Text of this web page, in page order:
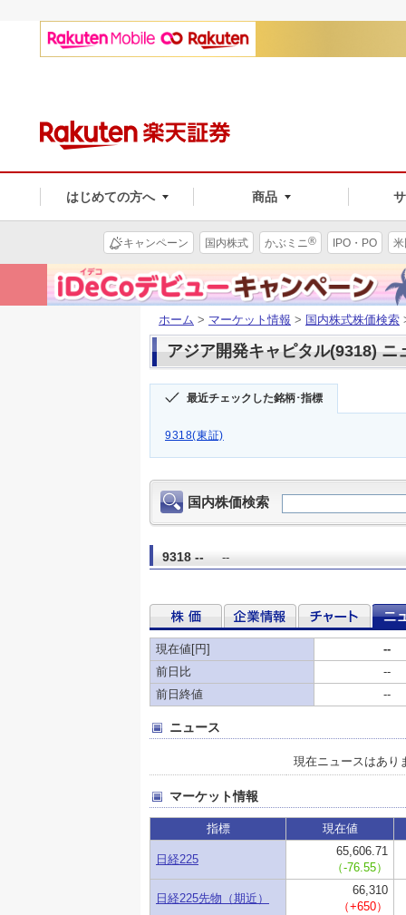
はじめての方へ 商品
キャンペーン 国内株式 かぶミニ® IPO・PO
ホーム > マーケット情報 > 国内株式株価検索
アジア開発キャピタル(9318) ニ
最近チェックした銘柄･指標
9318(東証)